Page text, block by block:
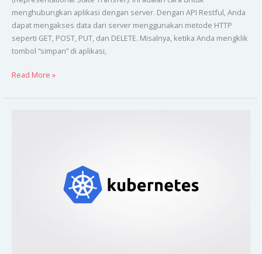
menghubungkan aplikasi dengan server. Dengan API Restful, Anda
dapat mengakses data dari server menggunakan metode HTTP
seperti GET, POST, PUT, dan DELETE. Misalnya, ketika Anda mengklik
tombol “simpan” di aplikasi,
Read More »